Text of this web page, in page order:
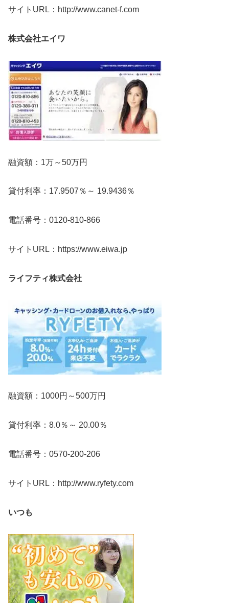
サイトURL：http://www.canet-f.com
株式会社エイワ
融資額：1万～50万円
貸付利率：17.9507％～ 19.9436％
電話番号：0120-810-866
サイトURL：https://www.eiwa.jp
ライフティ株式会社
融資額：1000円～500万円
貸付利率：8.0％～ 20.00％
電話番号：0570-200-206
サイトURL：http://www.ryfety.com
いつも